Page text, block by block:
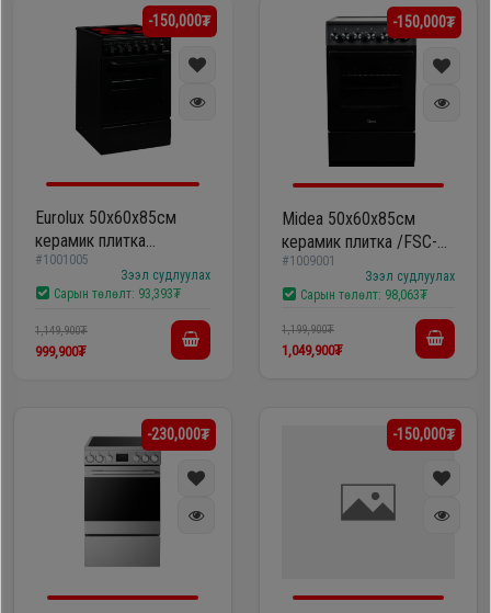
-150,000₮
Eurolux 50х60x85см
керамик плитка
F5043NECB
#1001005
Зээл судлуулах
Сарын төлөлт: 93,393₮
1,149,900₮
999,900₮
-150,000₮
Midea 50х60х85см
керамик плитка /FSC-
506EB/
#1009001
Зээл судлуулах
Сарын төлөлт: 98,063₮
1,199,900₮
1,049,900₮
-230,000₮ -150,000₮